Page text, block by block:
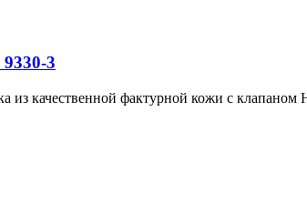
3
из качественной фактурной кожи с